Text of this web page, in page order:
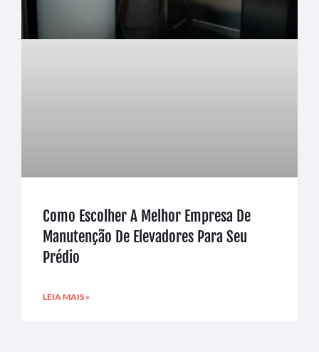
Como Escolher A Melhor Empresa De
Manutenção De Elevadores Para Seu
Prédio
LEIA MAIS »